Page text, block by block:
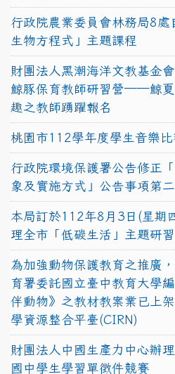
行政院農業委員會林務局8處
生物方程式」主題課程
財團法人黑潮海洋文教基金
鯨豚保育教師研習營──鯨夏
趣之教師踴躍報名
桃園市112學年度學生音樂
行政院環境保護署公告修正
象及實施方式」公告事項第
本局訂於112年8月3日(星期
理全市「低碳生活」主題研習
為加強動物保護教育之推廣
育署委託國立臺中教育大學
伴動物》之教材教案業已上
學資源整合平臺(CIRN)
財團法人中國生產力中心辦
國中學生學習單徵件競賽